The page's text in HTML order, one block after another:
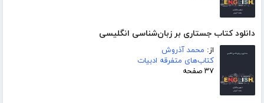
دانلود کتاب جستاری بر زبان‌شناسی انگلیسی
از: محمد آذروش
کتاب‌های متفرقه ادبیات
۳۷ صفحه